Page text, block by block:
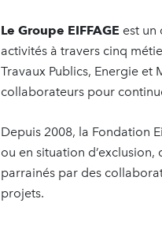
Le Groupe EIFFAGE est un
activités à travers cinq
Travaux Publics, Energie et
collaborateurs pour
Depuis 2008, la Fondation
ou en situation
parrainés par des
projets.